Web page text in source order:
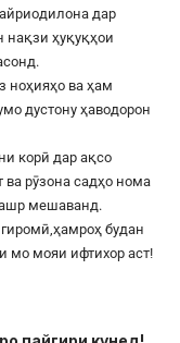
дар
нақзи ҳуқуқҳои
ноҳияҳо ва ҳам
дустону ҳаводорон
корӣ дар ақсо
ва рӯзона садҳо нома
мешаванд.
будан
мо мояи ифтихор аст!